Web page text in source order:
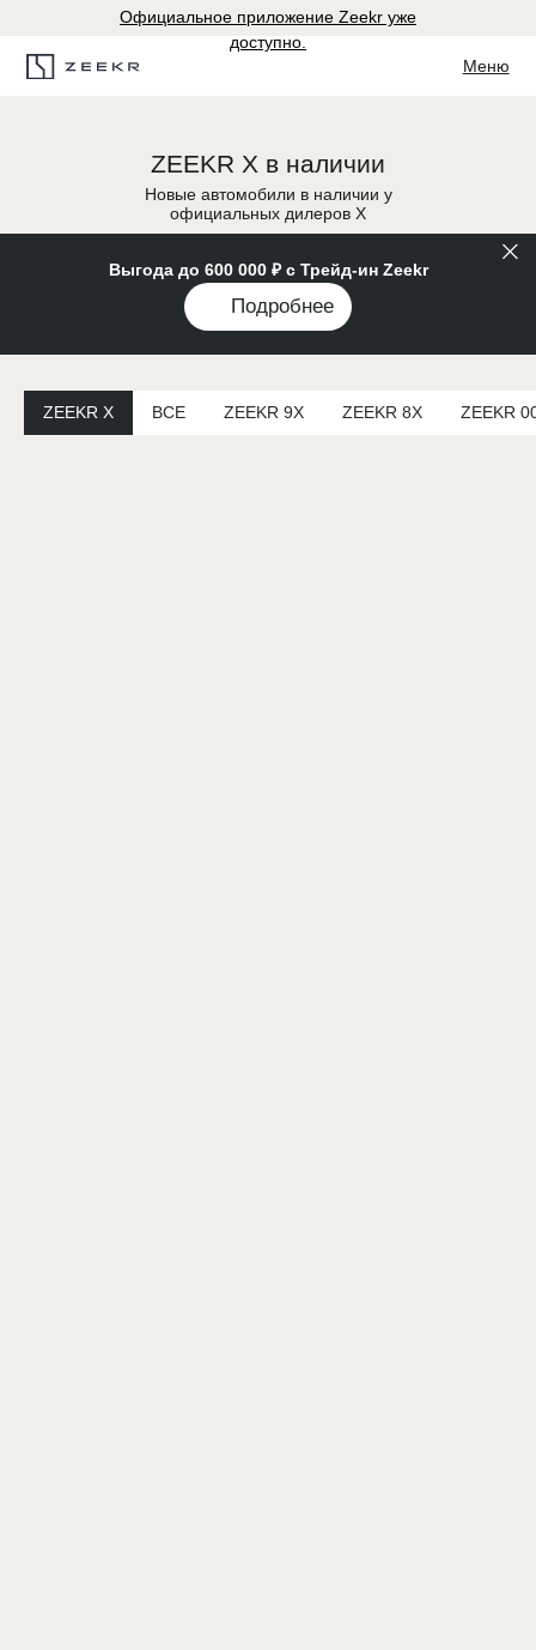
Меню
Официальное приложение Zeekr уже
доступно.
ZEEKR X в наличии
Новые автомобили в наличии у
официальных дилеров X
Выгода до 600 000 ₽ с Трейд-ин Zeekr
Подробнее
ВСЕ ZEEKR 9X ZEEKR 8X ZEEKR
ZEEKR X